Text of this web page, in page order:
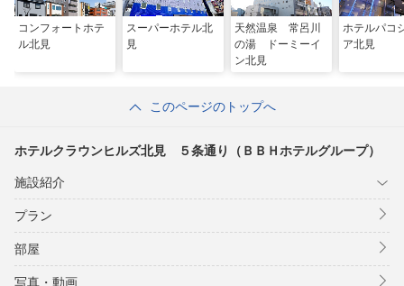
コンフォートホテ
ル北見
スーパーホテル北
見
天然温泉 常呂川
の湯 ドーミーイ
ン北見
ホテルパコ
ア北見
このページのトップへ
ホテルクラウンヒルズ北見 ５条通り（ＢＢＨホテルグループ）
施設紹介
プラン
部屋
写真・動画